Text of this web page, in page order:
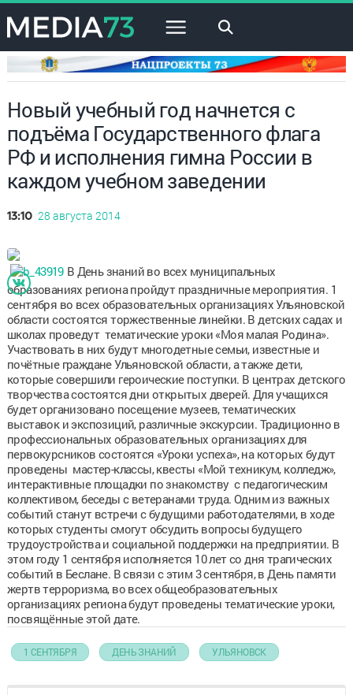
×
Новый учебный год начнется с
подъёма Государственного флага
РФ и исполнения гимна России в
каждом учебном заведении
13:10 28 августа 2014
В День знаний во всех муниципальных
образованиях региона пройдут праздничные мероприятия. 1
сентября во всех образовательных организациях Ульяновской
области состоятся торжественные линейки. В детских садах и
школах проведут тематические уроки «Моя малая Родина».
Участвовать в них будут многодетные семьи, известные и
почётные граждане Ульяновской области, а также дети,
которые совершили героические поступки. В центрах детского
творчества состоятся дни открытых дверей. Для учащихся
будет организовано посещение музеев, тематических
выставок и экспозиций, различные экскурсии. Традиционно в
профессиональных образовательных организациях для
первокурсников состоятся «Уроки успеха», на которых будут
проведены мастер-классы, квесты «Мой техникум, колледж»,
интерактивные площадки по знакомству с педагогическим
коллективом, беседы с ветеранами труда. Одним из важных
событий станут встречи с будущими работодателями, в ходе
которых студенты смогут обсудить вопросы будущего
трудоустройства и социальной поддержки на предприятии. В
этом году 1 сентября исполняется 10 лет со дня трагических
событий в Беслане. В связи с этим 3 сентября, в День памяти
жертв терроризма, во всех общеобразовательных
организациях региона будут проведены тематические уроки,
посвящённые этой дате.
1 СЕНТЯБРЯ ДЕНЬ ЗНАНИЙ УЛЬЯНОВСК